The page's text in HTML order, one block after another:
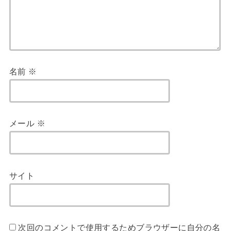
名前 ※
メール ※
サイト
次回のコメントで使用するためブラウザーに自分の名